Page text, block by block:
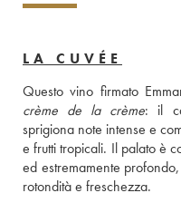
LA CUVÉE
Questo vino firmato
crème de la crème: il
sprigiona note intense e
e frutti tropicali. Il palato è
ed estremamente
rotondità e freschezza.